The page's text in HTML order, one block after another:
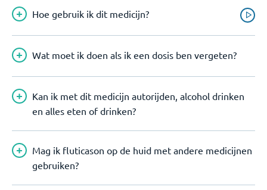
Hoe gebruik ik dit medicijn?
Wat moet ik doen als ik een dosis ben vergeten?
Kan ik met dit medicijn autorijden, alcohol drinken
en alles eten of drinken?
Mag ik fluticason op de huid met andere medicijnen
gebruiken?